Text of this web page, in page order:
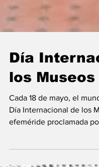
Día
los Museos
Cada 18 de mayo, el
Día Internacional de los
Internacional de